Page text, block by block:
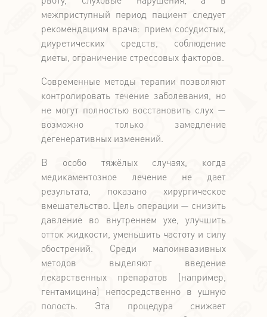
межприступный период пациент следует
рекомендациям врача: прием сосудистых,
диуретических средств, соблюдение
диеты, ограничение стрессовых факторов.
Современные методы терапии позволяют
контролировать течение заболевания, но
не могут полностью восстановить слух —
возможно только замедление
дегенеративных изменений.
В особо тяжёлых случаях, когда
медикаментозное лечение не дает
результата, показано хирургическое
вмешательство. Цель операции — снизить
давление во внутреннем ухе, улучшить
отток жидкости, уменьшить частоту и силу
обострений. Среди малоинвазивных
методов выделяют введение
лекарственных препаратов (например,
гентамицина) непосредственно в ушную
полость. Эта процедура снижает